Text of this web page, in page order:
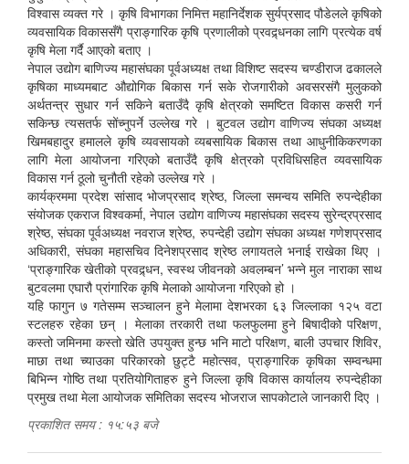
विश्वास व्यक्त गरे । कृषि विभागका निमित्त महानिर्देशक सुर्यप्रसाद पौडेलले कृषिको
व्यवसायिक विकाससँगै प्राङ्गारिक कृषि प्रणालीको प्रवद्र्धनका लागि प्रत्येक वर्ष
कृषि मेला गर्दै आएको बताए ।
नेपाल उद्योग बाणिज्य महासंघका पूर्वअध्यक्ष तथा विशिष्ट सदस्य चण्डीराज ढकालले
कृषिका माध्यमबाट औद्योगिक बिकास गर्न सके रोजगारीको अवसरसंगै मुलुकको
अर्थतन्त्र सुधार गर्न सकिने बताउँदै कृषि क्षेत्रको समष्टित विकास कसरी गर्न
सकिन्छ त्यसतर्फ सोंच्नुपर्ने उल्लेख गरे । बुटवल उद्योग वाणिज्य संघका अध्यक्ष
खिमबहादुर हमालले कृषि व्यवसायको व्यबसायिक बिकास तथा आधुनीकिकरणका
लागि मेला आयोजना गरिएको बताउँदै कृषि क्षेत्रको प्रविधिसहित व्यवसायिक
विकास गर्न ठूलो चुनौती रहेको उल्लेख गरे ।
कार्यक्रममा प्रदेश सांसाद भोजप्रसाद श्रेष्ठ, जिल्ला समन्वय समिति रुपन्देहीका
संयोजक एकराज विश्वकर्मा, नेपाल उद्योग वाणिज्य महासंघका सदस्य सुरेन्द्रप्रसाद
श्रेष्ठ, संघका पूर्वअध्यक्ष नवराज श्रेष्ठ, रुपन्देही उद्योग संघका अध्यक्ष गणेशप्रसाद
अधिकारी, संघका महासचिव दिनेशप्रसाद श्रेष्ठ लगायतले भनाई राखेका थिए ।
‘प्राङ्गारिक खेतीको प्रवद्र्धन, स्वस्थ जीवनको अवलम्बन’ भन्ने मुल नाराका साथ
बुटवलमा एघारौ प्रांगारिक कृषि मेलाको आयोजना गरिएको हो ।
यहि फागुन ७ गतेसम्म सञ्चालन हुने मेलामा देशभरका ६३ जिल्लाका १२५ वटा
स्टलहरु रहेका छन् । मेलाका तरकारी तथा फलफुलमा हुने बिषादीको परिक्षण,
कस्तो जमिनमा कस्तो खेति उपयुक्त हुन्छ भनि माटो परिक्षण, बाली उपचार शिविर,
माछा तथा च्याउका परिकारको छुट्टै महोत्सव, प्राङ्गारिक कृषिका सम्वन्धमा
बिभिन्न गोष्ठि तथा प्रतियोगिताहरु हुने जिल्ला कृषि विकास कार्यालय रुपन्देहीका
प्रमुख तथा मेला आयोजक समितिका सदस्य भोजराज सापकोटाले जानकारी दिए ।
प्रकाशित समय : १५:५३ बजे